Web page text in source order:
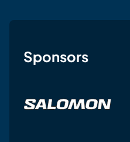
Sponsors